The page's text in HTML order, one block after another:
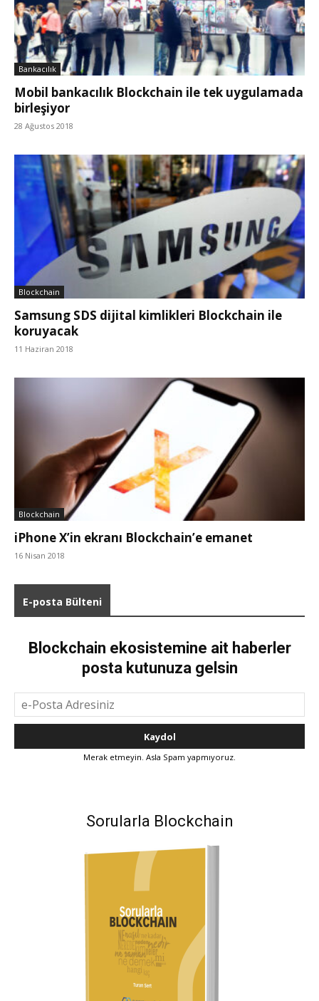
Bankacılık
Mobil bankacılık Blockchain ile tek uygulamada
birleşiyor
28 Ağustos 2018
Blockchain
Samsung SDS dijital kimlikleri Blockchain ile
koruyacak
11 Haziran 2018
Blockchain
iPhone X’in ekranı Blockchain’e emanet
16 Nisan 2018
E-posta Bülteni
Blockchain ekosistemine ait haberler
posta kutunuza gelsin
Merak etmeyin. Asla Spam yapmıyoruz.
Sorularla Blockchain